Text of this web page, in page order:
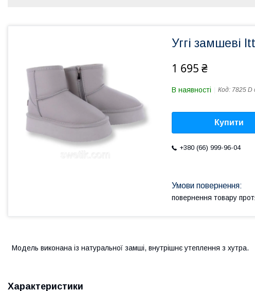
Уггі замшеві
1 695 ₴
В наявності Код: 7825 D
Купити
+380 (66) 999-96-04
повернення товару
Модель виконана із натуральної замші, внутрішнє утеплення з хутра.
Характеристики